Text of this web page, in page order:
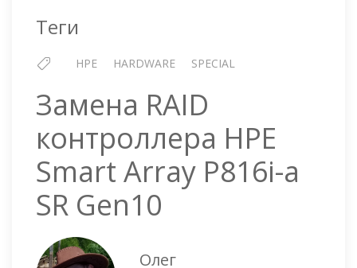
Теги
HPE HARDWARE SPECIAL
Замена RAID
контроллера HPE
Smart Array P816i-a
SR Gen10
Олег